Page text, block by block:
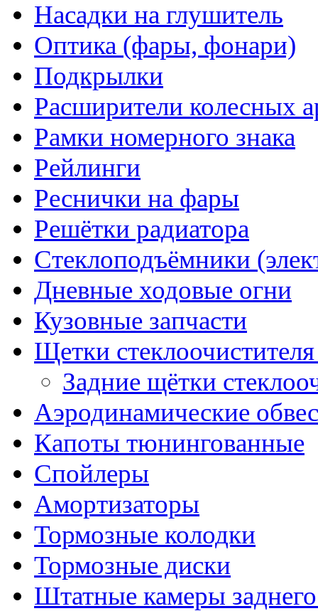
Насадки на глушитель
Оптика (фары, фонари)
Подкрылки
Расширители колесных
Рамки номерного знака
Рейлинги
Реснички на фары
Решётки радиатора
Стеклоподъёмники
Дневные ходовые огни
Кузовные запчасти
Щетки
Задние щётки
Аэродинамические
Капоты тюнингованные
Спойлеры
Амортизаторы
Тормозные колодки
Тормозные диски
Штатные камеры